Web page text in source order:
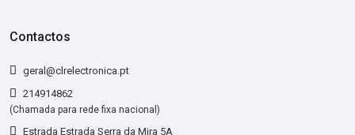
Contactos
geral@clrelectronica.pt
214914862
(Chamada para rede fixa nacional)
Estrada Estrada Serra da Mira 5A